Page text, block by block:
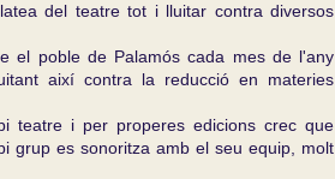
del teatre tot i lluitar contra diversos
el poble de Palamós cada mes de l'any
així contra la reducció en materies
teatre i per properes edicions crec que
grup es sonoritza amb el seu equip, molt